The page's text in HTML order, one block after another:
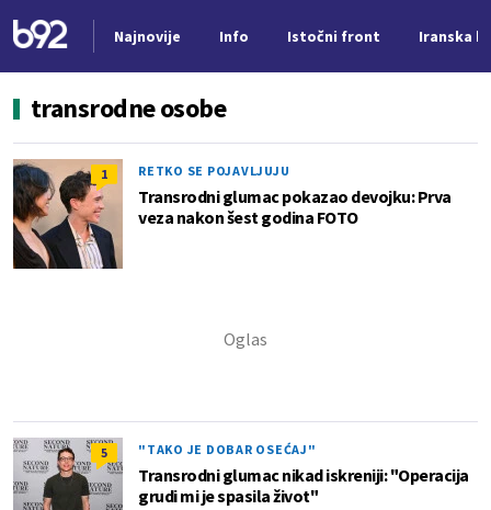
Najnovije Info Istočni front Iranska
transrodne osobe
1 RETKO SE POJAVLJUJU
Transrodni glumac pokazao devojku: Prva
veza nakon šest godina FOTO
5 "TAKO JE DOBAR OSEĆAJ"
Transrodni glumac nikad iskreniji: "Operacija
grudi mi je spasila život"